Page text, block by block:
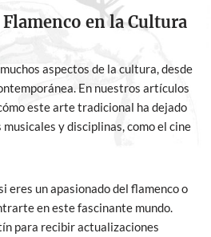
en la Cultura
aspectos de la cultura, desde
En nuestros artículos
este arte tradicional ha dejado
y disciplinas, como el cine
eres un apasionado del flamenco o
en este fascinante mundo.
para recibir actualizaciones